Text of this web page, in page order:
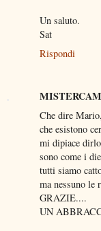
Un saluto.
Sat
Rispondi
Che dire
che esistono
mi dipiace
sono come i
tutti siamo
ma nessuno le
GRAZIE....
UN